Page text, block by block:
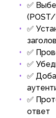
✅
✅
✅
✅
✅
✅
ответ